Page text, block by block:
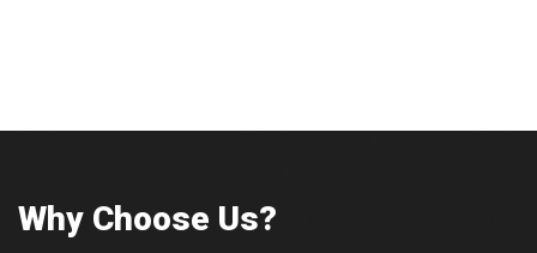
Why Choose Us?